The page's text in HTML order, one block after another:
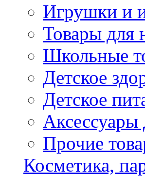
Игрушки и
Товары для
Школьные
Детское
Детское
Аксессуары
Прочие
Косметика,